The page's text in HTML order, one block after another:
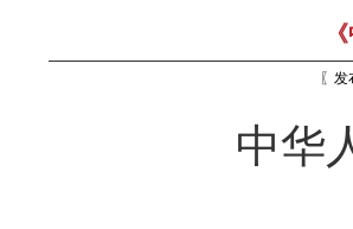
〖
中华